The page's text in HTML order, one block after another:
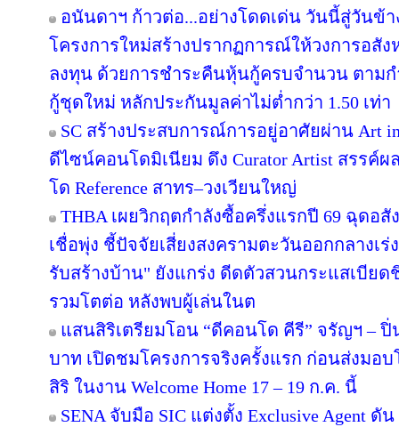
อนันดาฯ ก้าวต่อ...อย่างโดดเด่น วันนี้สู่วันข้
โครงการใหม่สร้างปรากฏการณ์ให้วงการอสั
ลงทุน ด้วยการชำระคืนหุ้นกู้ครบจำนวน ตาม
กู้ชุดใหม่ หลักประกันมูลค่าไม่ต่ำกว่า 1.50 เท่า
SC สร้างประสบการณ์การอยู่อาศัยผ่าน Art
ดีไซน์คอนโดมิเนียม ดึง Curator Artist สรรค์
โด Reference สาทร–วงเวียนใหญ่
THBA เผยวิกฤตกำลังซื้อครึ่งแรกปี 69 ฉุดอ
เชื่อพุ่ง ชี้ปัจจัยเสี่ยงสงครามตะวันออกกลางเ
รับสร้างบ้าน" ยังแกร่ง ดีดตัวสวนกระแสเบีย
รวมโตต่อ หลังพบผู้เล่นในต
แสนสิริเตรียมโอน “ดีคอนโด คีรี” จรัญฯ – ปิ่
บาท เปิดชมโครงการจริงครั้งแรก ก่อนส่งม
สิริ ในงาน Welcome Home 17 – 19 ก.ค. นี้
SENA จับมือ SIC แต่งตั้ง Exclusive Agent ดั